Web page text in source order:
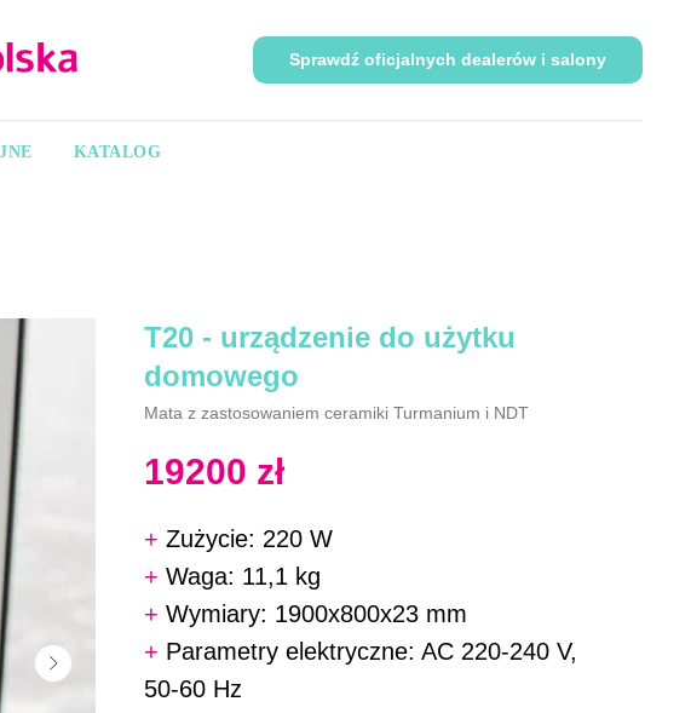
Sprawdź oficjalnych dealerów i salony
KATALOG
T20 - urządzenie do użytku
domowego
Mata z zastosowaniem ceramiki Turmanium i NDT
19200 zł
+ Zużycie: 220 W
+ Waga: 11,1 kg
+ Wymiary: 1900x800x23 mm
+ Parametry elektryczne: AC 220-240 V,
50-60 Hz